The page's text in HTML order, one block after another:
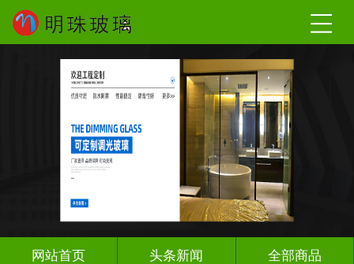
网站首页 头条新闻 全部商品